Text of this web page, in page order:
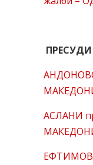
ПРЕСУДИ
АСЛАНИ
ЕФТИМОВ